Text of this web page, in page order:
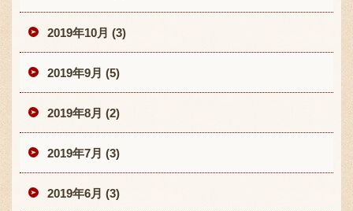
2019年10月 (3)
2019年9月 (5)
2019年8月 (2)
2019年7月 (3)
2019年6月 (3)